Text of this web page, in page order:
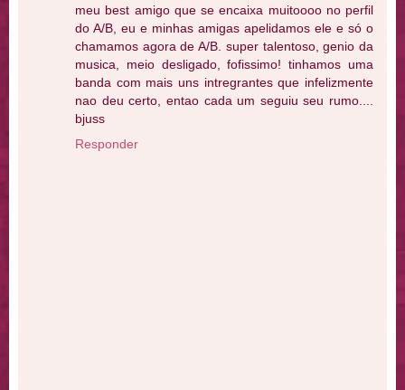
meu best amigo que se encaixa muitoooo no perfil
do A/B, eu e minhas amigas apelidamos ele e só o
chamamos agora de A/B. super talentoso, genio da
musica, meio desligado, fofissimo! tinhamos uma
banda com mais uns intregrantes que infelizmente
nao deu certo, entao cada um seguiu seu rumo....
bjuss
Responder